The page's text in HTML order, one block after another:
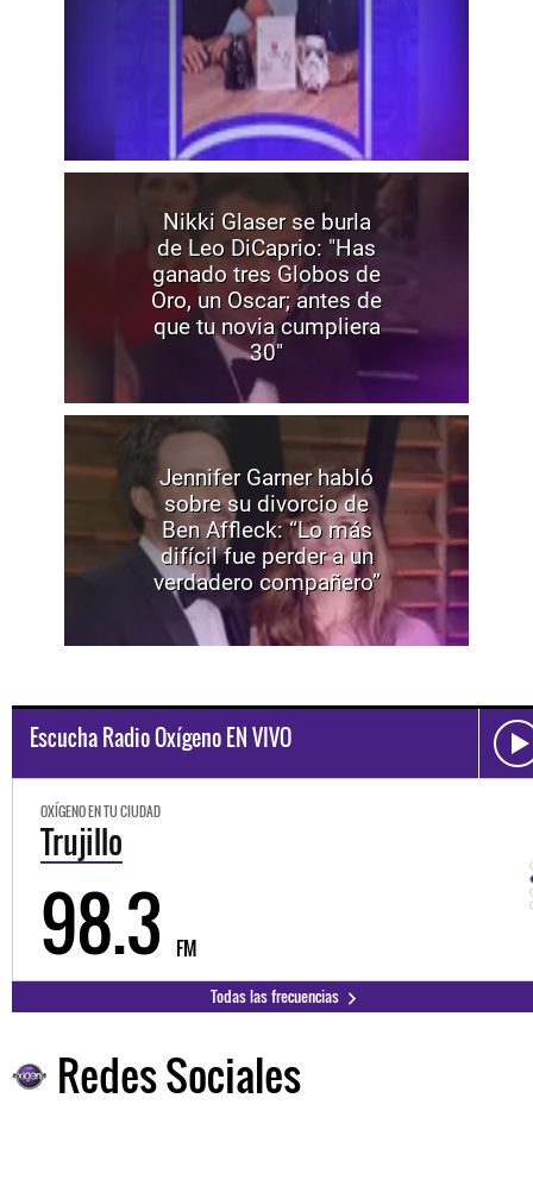
Nikki Glaser se burla
de Leo DiCaprio: "Has
ganado tres Globos de
Oro, un Oscar; antes de
que tu novia cumpliera
30"
Jennifer Garner habló
sobre su divorcio de
Ben Affleck: “Lo más
difícil fue perder a un
verdadero compañero”
Escucha Radio Oxígeno EN VIVO
OXÍGENO EN TU CIUDAD
Trujillo
98.3 FM
Todas las frecuencias
Redes Sociales